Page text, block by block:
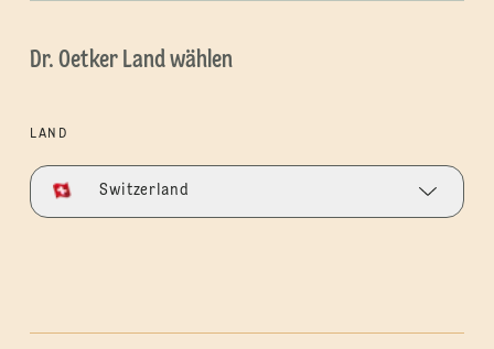
Dr. Oetker Land wählen
LAND
Switzerland